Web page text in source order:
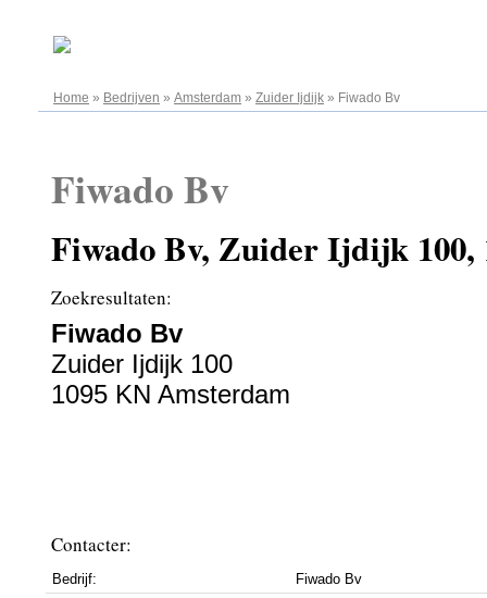
Home » Bedrijven » Amsterdam » Zuider Ijdijk » Fiwado Bv
Fiwado Bv
Fiwado Bv, Zuider Ijdijk 100,
Zoekresultaten:
Fiwado Bv
Zuider Ijdijk 100
1095 KN Amsterdam
Contacter:
Bedrijf:
Fiwado Bv